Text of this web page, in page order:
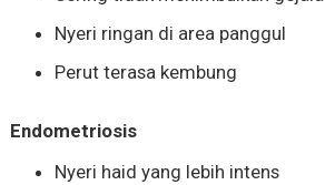
Nyeri ringan di area panggul
Perut terasa kembung
Endometriosis
Nyeri haid yang lebih intens